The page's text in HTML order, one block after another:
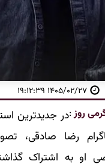
۱۴۰۵/۰۲/۲۷ ۱۹:۱۲:۳۹
روز:در جدیدترین
رضا صادقی،
او به اشتراک